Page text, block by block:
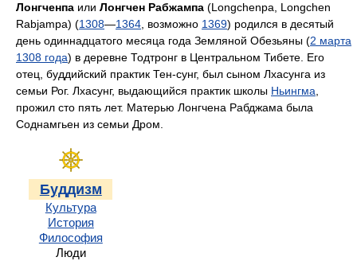
Лонгченпа или Лонгчен Рабжампа (Longchenpa, Longchen
Rabjampa) (1308—1364 , возможно 1369) родился в десятый
день одиннадцатого месяца года Земляной Обезьяны (2 марта
1308 года) в деревне Тодтронг в Центральном Тибете. Его
отец, буддийский практик Тен-сунг, был сыном Лхасунга из
семьи Рог. Лхасунг, выдающийся практик школы Ньингма
прожил сто пять лет. Матерью Лонгчена Рабджама была
Соднамгьен из семьи Дром.
Буддизм
Культура
История
Философия
Люди